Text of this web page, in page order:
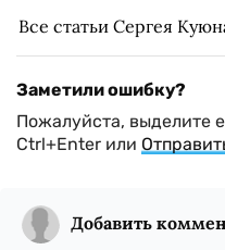
Все статьи Сергея
Заметили ошибку?
Пожалуйста, выделите
Ctrl+Enter или
Добавить